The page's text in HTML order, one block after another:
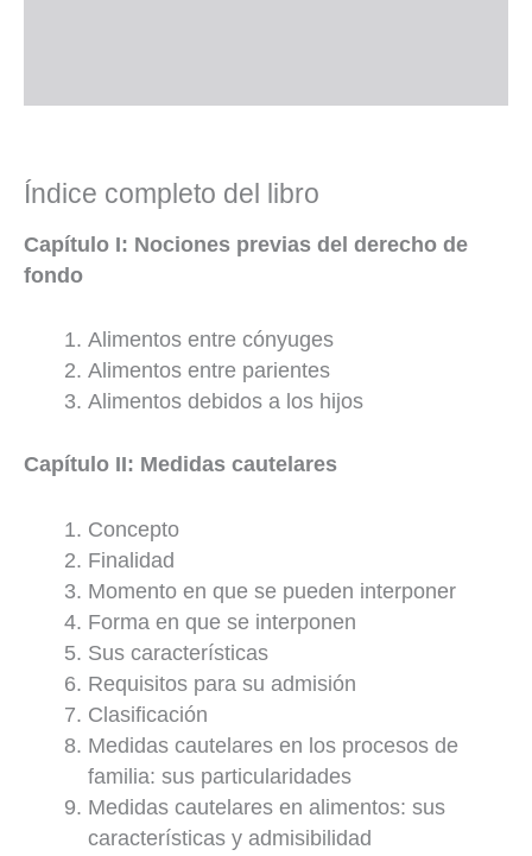
Índice completo del libro
Capítulo I: Nociones previas del derecho de
fondo
Alimentos entre cónyuges
Alimentos entre parientes
Alimentos debidos a los hijos
Capítulo II: Medidas cautelares
Concepto
Finalidad
Momento en que se pueden interponer
Forma en que se interponen
Sus características
Requisitos para su admisión
Clasificación
Medidas cautelares en los procesos de
familia: sus particularidades
Medidas cautelares en alimentos: sus
características y admisibilidad